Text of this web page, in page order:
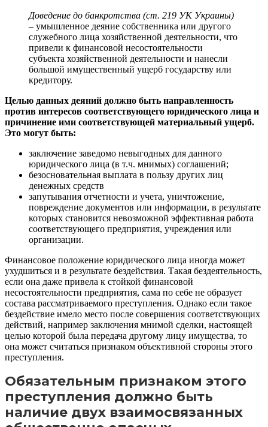
Доведение до банкротства (ст. 219 УК Украины)
– умышленное деяние собственника или другого
служебного лица хозяйственной деятельности, что
привели к финансовой несостоятельности
субъекта хозяйственной деятельности и нанесли
большой имущественный ущерб государству или
кредитору.
Целью данных деяний должно быть направленность
против интересов соответствующего юридического лица и
причинение ими соответствующей материальный ущерб.
Это могут быть:
заключение заведомо невыгодных для данного
юридического лица (в т.ч. мнимых) соглашений;
безосновательная выплата в пользу других лиц
денежных средств
запутывания отчетности и учета, уничтожение,
повреждение документов или информации, в результате
которых становится невозможной эффективная работа
соответствующего предприятия, учреждения или
организации.
Финансовое положение юридического лица иногда может
ухудшиться и в результате бездействия. Такая бездеятельность,
если она даже привела к стойкой финансовой
несостоятельности предприятия, сама по себе не образует
состава рассматриваемого преступления. Однако если такое
бездействие имело место после совершения соответствующих
действий, например заключения мнимой сделки, настоящей
целью которой была передача другому лицу имущества, то
она может считаться признаком объективной стороны этого
преступления.
Обязательным признаком этого
преступления должно быть
наличие двух взаимосвязанных